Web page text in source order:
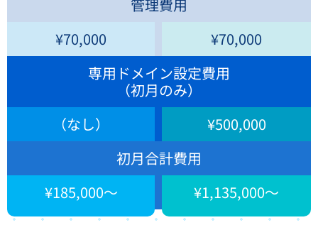
管理費用
¥70,000
¥70,000
専用ドメイン設定費用
（初月のみ）
（なし）
¥500,000
初月合計費用
¥185,000～
¥1,135,000～